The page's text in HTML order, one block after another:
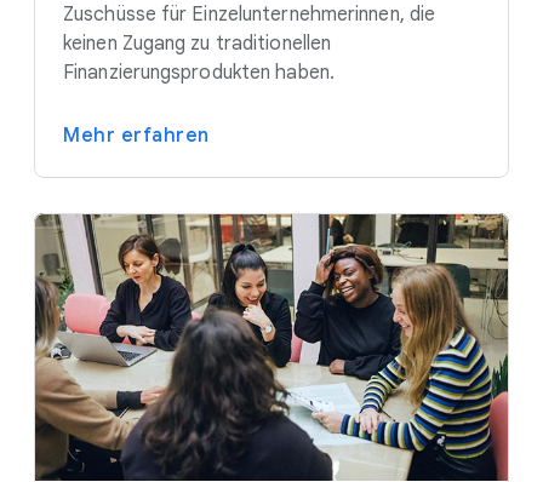
Zuschüsse für Einzelunternehmerinnen, die
keinen Zugang zu traditionellen
Finanzierungsprodukten haben.
Mehr erfahren